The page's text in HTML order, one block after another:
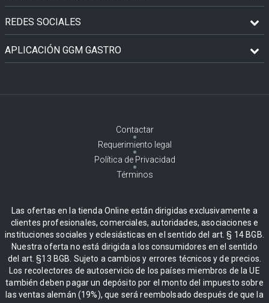
REDES SOCIALES
APLICACIÓN GGM GASTRO
Contactar
Requerimiento legal
Política de Privacidad
Términos
Las ofertas en la tienda Online están dirigidas exclusivamente a
clientes profesionales, comerciales, autoridades, asociaciones e
instituciones sociales y eclesiásticas en el sentido del art. § 14 BGB.
Nuestra oferta no está dirigida a los consumidores en el sentido
del art. §13 BGB. Sujeto a cambios y errores técnicos y de precios.
Los recolectores de autoservicio de los países miembros de la UE
también deben pagar un depósito por el monto del impuesto sobre
las ventas alemán (19%), que será reembolsado después de que la